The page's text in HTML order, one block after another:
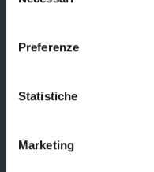
Preferenze
Statistiche
Marketing
Bandi e avvisi